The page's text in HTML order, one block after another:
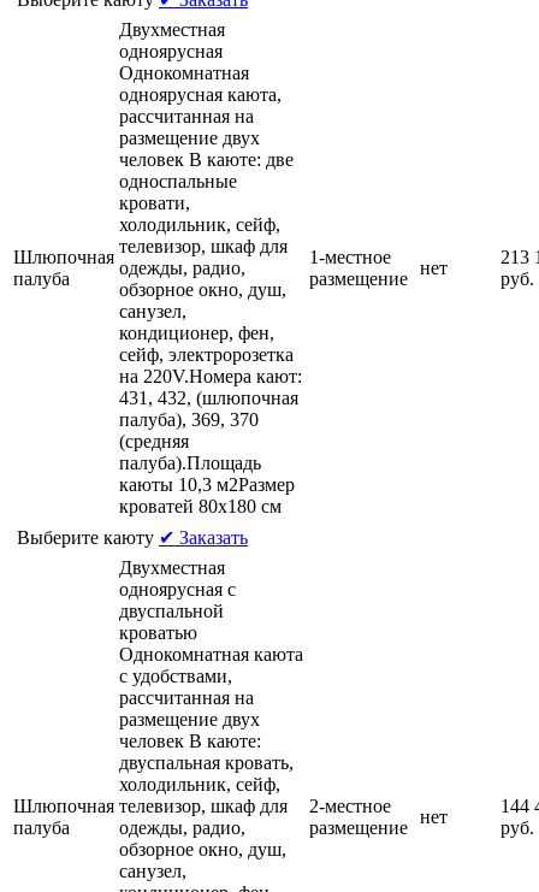
Шлюпочная
палуба
Двухместная
одноярусная
Однокомнатная
одноярусная каюта,
рассчитанная на
размещение двух
человек В каюте: две
односпальные
кровати,
холодильник, сейф,
телевизор, шкаф для
одежды, радио,
обзорное окно, душ,
санузел,
кондиционер, фен,
сейф, электророзетка
на 220V.Номера кают:
431, 432, (шлюпочная
палуба), 369, 370
(средняя
палуба).Площадь
каюты 10,3 м2Размер
кроватей 80х180 см
1-местное
размещение
нет
213
руб.
Выберите каюту ✔ Заказать
Шлюпочная
палуба
Двухместная
одноярусная с
двуспальной
кроватью
Однокомнатная каюта
с удобствами,
рассчитанная на
размещение двух
человек В каюте:
двуспальная кровать,
холодильник, сейф,
телевизор, шкаф для
одежды, радио,
обзорное окно, душ,
санузел,
2-местное
размещение
нет
144
руб.